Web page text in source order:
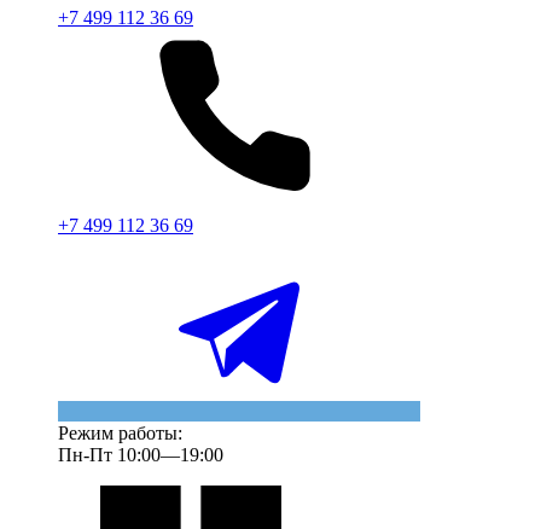
+7 499 112 36 69
+7 499 112 36 69
Режим работы:
Пн-Пт 10:00—19:00